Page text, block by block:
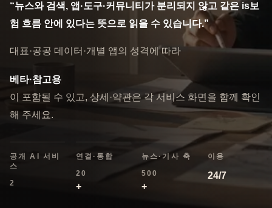
“뉴스와 검색, 앱·도구·커뮤니티가 분리되지 않고 같은 is보
험 흐름 안에 있다는 뜻으로 읽을 수 있습니다.”
대표·공공 데이터·개별 앱의 성격에 따라
베타·참고용
이 포함될 수 있고, 상세·약관은 각 서비스 화면을 함께 확인
해 주세요.
공개 AI 서비
스
2
연결·통합
20
+
뉴스·기사 축
500
+
이용
24/7